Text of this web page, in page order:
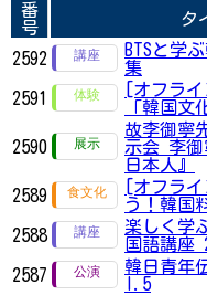
番
号
タ
2592
BTSと学
集
2591
[オフラ
「韓国文
2590
故李御寧
示会 李御
日本人』
2589
[オフラ
う！韓国
2588
楽しく学
国語講座
2587
韓日青年
l.5